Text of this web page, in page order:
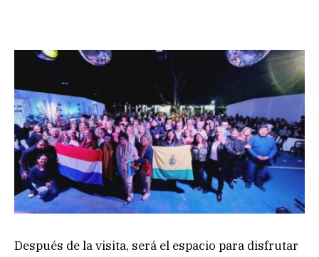
Después de la visita, será el espacio para disfrutar